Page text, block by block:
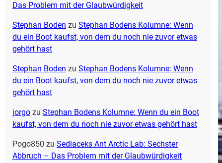
Das Problem mit der Glaubwürdigkeit
Stephan Boden zu Stephan Bodens Kolumne: Wenn
du ein Boot kaufst, von dem du noch nie zuvor etwas
gehört hast
Stephan Boden zu Stephan Bodens Kolumne: Wenn
du ein Boot kaufst, von dem du noch nie zuvor etwas
gehört hast
jorgozu Stephan Bodens Kolumne: Wenn du ein Boot
kaufst, von dem du noch nie zuvor etwas gehört hast
Pogo850 zu Sedlaceks Ant Arctic Lab: Sechster
Abbruch – Das Problem mit der Glaubwürdigkeit